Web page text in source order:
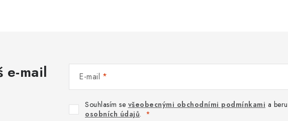
e-mail E-mail
Souhlasím se všeobecnými obchodními podmínkami a
osobních údajů.